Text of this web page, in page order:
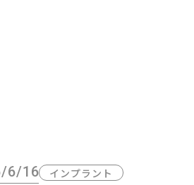
6/16 インプラント